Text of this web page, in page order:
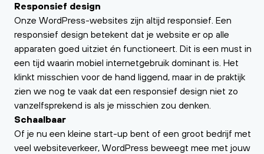
Responsief design
Onze WordPress-websites zijn altijd responsief. Een
responsief design betekent dat je website er op alle
apparaten goed uitziet én functioneert. Dit is een must in
een tijd waarin mobiel internetgebruik dominant is. Het
klinkt misschien voor de hand liggend, maar in de praktijk
zien we nog te vaak dat een responsief design niet zo
vanzelfsprekend is als je misschien zou denken.
Schaalbaar
Of je nu een kleine start-up bent of een groot bedrijf met
veel websiteverkeer, WordPress beweegt mee met jouw